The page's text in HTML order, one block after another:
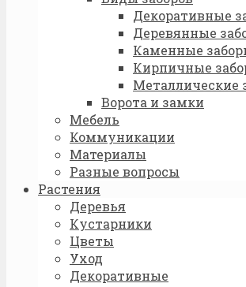
Декоративные
Деревянные
Каменные
Кирпичные
Металлические
Ворота и замки
Мебель
Коммуникации
Материалы
Разные вопросы
Растения
Деревья
Кустарники
Цветы
Уход
Декоративные